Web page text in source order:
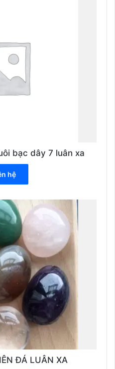
bạc dây 7 luân xa
hệ
ĐÁ LUÂN XA